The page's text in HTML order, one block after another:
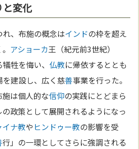
と変化
、布施の概念はインドの枠を超え
アショーカ王（紀元前3世紀）
犠牲を悔い、仏教に帰依するととも
を建設し、広く慈善事業を行った。
施は個人的な信仰の実践にとどまら
の政策として展開されるようになっ
イナ教や ヒンドゥー教の影響を受
行」の一環としてさらに強調される